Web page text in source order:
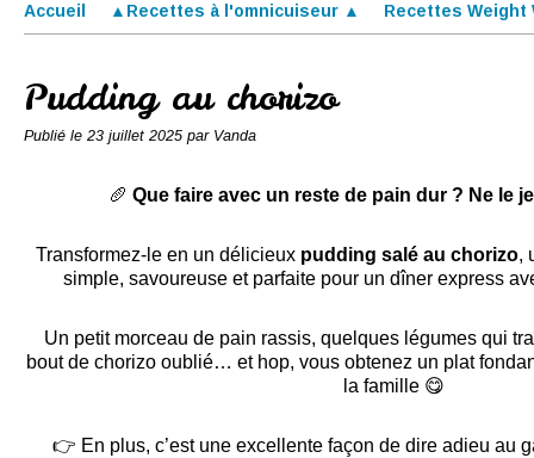
Accueil ▲Recettes à l'omnicuiseur ▲ Recettes Weight
Pudding au chorizo
Publié le 23 juillet 2025 par Vanda
🥖 Que faire avec un reste de pain dur ? Ne le
Transformez-le en un délicieux pudding salé au chorizo,
simple, savoureuse et parfaite pour un dîner express
Un petit morceau de pain rassis, quelques légumes qui
bout de chorizo oublié… et hop, vous obtenez un plat
la famille 😋
👉 En plus, c’est une excellente façon de dire adieu au